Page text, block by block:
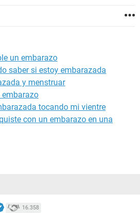
un embarazo
saber si estoy embarazada
y menstruar
embarazo
tocando mi vientre
con un embarazo en una
16.358